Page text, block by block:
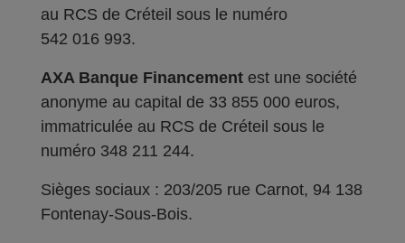
au RCS de Créteil sous le numéro
542 016 993.
AXA Banque Financement est une société
anonyme au capital de 33 855 000 euros,
immatriculée au RCS de Créteil sous le
numéro 348 211 244.
Sièges sociaux : 203/205 rue Carnot, 94 138
Fontenay-Sous-Bois.